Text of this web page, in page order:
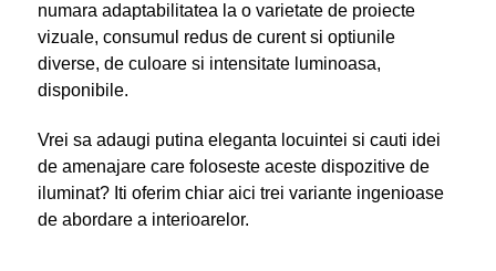
numara adaptabilitatea la o varietate de proiecte
vizuale, consumul redus de curent si optiunile
diverse, de culoare si intensitate luminoasa,
disponibile.
Vrei sa adaugi putina eleganta locuintei si cauti idei
de amenajare care foloseste aceste dispozitive de
iluminat? Iti oferim chiar aici trei variante ingenioase
de abordare a interioarelor.